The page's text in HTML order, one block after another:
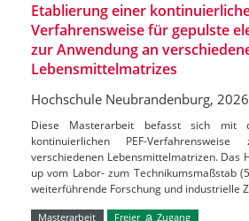
Etablierung einer
Verfahrensweise für gepulste
zur Anwendung an
Lebensmittelmatrizes
Hochschule Neubrandenburg, 2026
Diese Masterarbeit befasst sich mit
kontinuierlichen PEF-
verschiedenen Lebensmittelmatrizen. Das
up vom Labor- zum Technikumsmaßstab
weiterführende Forschung und industrielle
Masterarbeit Freier Zugang